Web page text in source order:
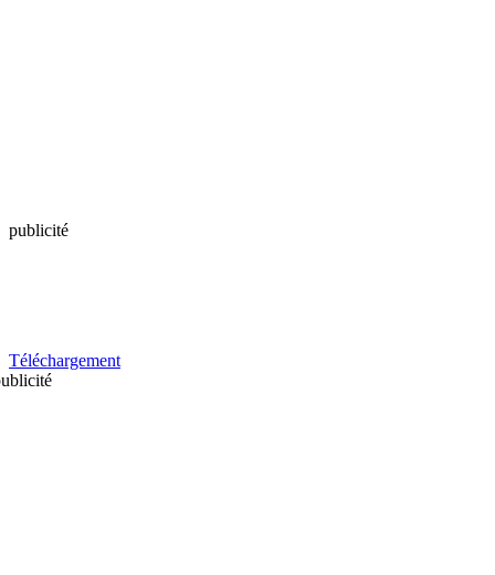
publicité
Téléchargement